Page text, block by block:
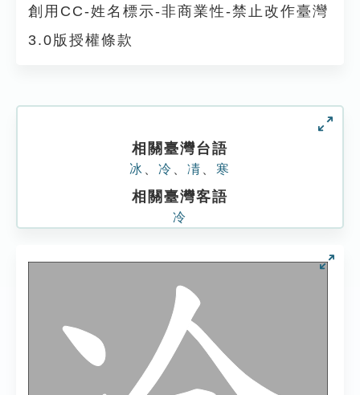
創用CC-姓名標示-非商業性-禁止改作臺灣
3.0版授權條款
相關臺灣台語
冰 冷 凊 寒
相關臺灣客語
冷